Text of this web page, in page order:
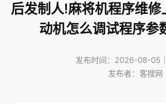
后发制人!麻将机程序维修
动机怎么调试程序参
发布时间：2026-08-05
发布者：客搜网